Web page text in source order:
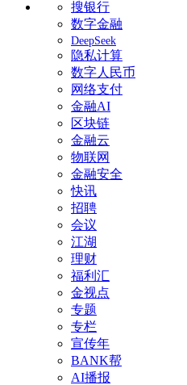
搜银行
数字金融
DeepSeek
隐私计算
数字人民币
网络支付
金融AI
区块链
金融云
物联网
金融安全
快讯
招聘
会议
江湖
理财
福利汇
金视点
专题
专栏
宣传年
BANK帮
AI播报